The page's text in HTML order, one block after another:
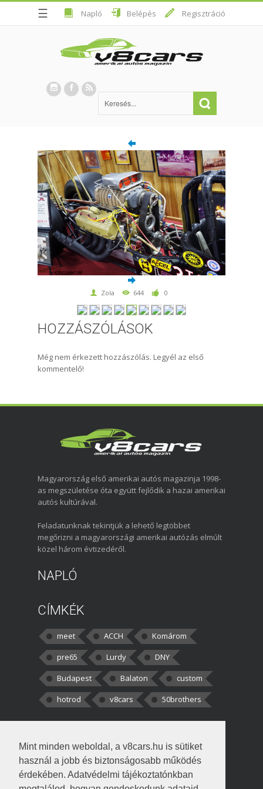
Mint minden weboldal, a v8cars.hu is sütiket
használ a jobb és biztonságosabb működés
érdekében. Adatvédelmi tájékoztatónkban
☰ Napló Belépés Regisztráció
Zola 644 0
HOZZÁSZÓLÁSOK
Még nem érkezett hozzászólás. Legyél az első
kommentelő!
Magyarország első amerikai autós magazinja 1998-
as megszületése óta együtt fejlődik a hazai amerikai
autós kultúrával.
Feladatunknak tekintjük a lehető legtöbbet
megőrizni a magyarországi amerikai autózás elmúlt
közel három évtizedéről.
NAPLÓ
CÍMKÉK
meet ACCH
Komárom
pre65
Lurdy
DNY
Budapest
Balaton
custom
hotrod
v8cars 50brothers
kortisz:Elszúrtam! Én csak két
darabbaal számoltam. Nem tudtam, hogy fél autót,